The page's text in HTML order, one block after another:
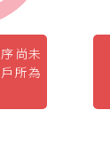
尚未
所為